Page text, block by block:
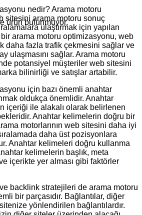
ürün bulunmuyor.
nedir? Arama motoru
sitesini arama motoru sonuç
ulaştırmak için yapılan
arama motoru optimizasyonu, web
daha fazla trafik çekmesini sağlar ve
ulaşmasını sağlar. Arama motoru
potansiyel müşteriler web sitesini
bilinirliği ve satışlar artabilir.
için bazı önemli anahtar
oldukça önemlidir. Anahtar
içeriği ile alakalı olarak belirlenen
Anahtar kelimelerin doğru bir
motorlarının web sitesini daha iyi
daha üst pozisyonlara
Anahtar kelimeleri doğru kullanma
kelimelerin başlık, meta
içerikte yer alması gibi faktörler
backlink stratejileri de arama motoru
bir parçasıdır. Bağlantılar, diğer
yönlendirilen bağlantılardır.